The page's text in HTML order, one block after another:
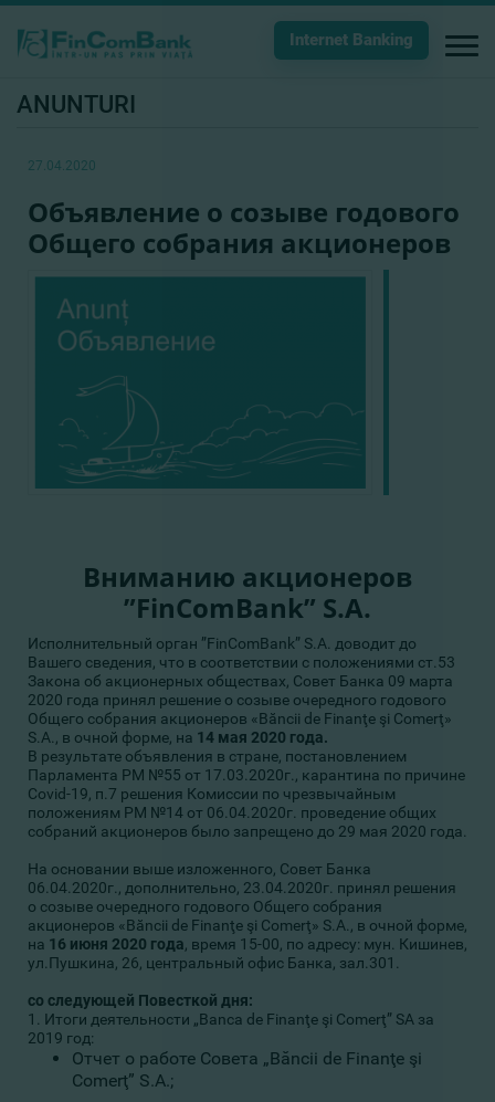
Internet Banking
ANUNTURI
27.04.2020
Объявление о созыве годового
Общего собрания акционеров
Вниманию акционеров
”FinComBank” S.A.
Исполнительный орган ”FinComBank” S.A. доводит до
Вашего сведения, что в соответствии с положениями ст.53
Закона об акционерных обществах, Совет Банка 09 марта
2020 года принял решение о созыве очередного годового
Общего собрания акционеров «Băncii de Finanţe şi Comerţ»
S.A., в очной форме, на 14 мая 2020 года.
В результате объявления в стране, постановлением
Парламента РМ №55 от 17.03.2020г., карантина по причине
Covid-19, п.7 решения Комиссии по чрезвычайным
положениям РМ №14 от 06.04.2020г. проведение общих
собраний акционеров было запрещено до 29 мая 2020 года.
На основании выше изложенного, Совет Банка
06.04.2020г., дополнительно, 23.04.2020г. принял решения
о созыве очередного годового Общего собрания
акционеров «Băncii de Finanţe şi Comerţ» S.A., в очной форме,
на 1 6 июня 2020 года , время 15-00, по адресу: мун. Кишинев,
ул.Пушкина, 26, центральный офис Банка, зал.301.
со следующей Повесткой дня:
1. Итоги деятельности „Banca de Finanţe şi Comerţ” SA за
2019 год:
Отчет о работе Совета „Băncii de Finanţe şi
Comerţ” S.A.;